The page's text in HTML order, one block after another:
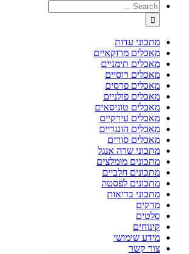
מתכוני עדות
מאכלים מרוקאיים
מאכלים תימניים
מאכלים רוסיים
מאכלים פרסים
מאכלים פולניים
מאכלים טוניסאים
מאכלים עירקיים
מאכלים הונגריים
מאכלים סורים
מתכוני שרה אנגל
מתכונים מומלצים
מתכונים חלביים
מתכונים לפסטה
מתכוני בריאות
מרקים
סלטים
קינוחים
מידע שימושי
צור קשר